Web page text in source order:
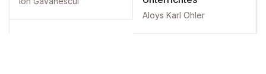
Aloys Karl Ohler